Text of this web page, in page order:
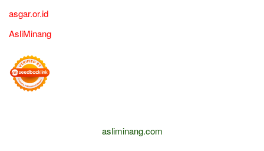
asgar.or.id
AsliMinang
asliminang.com